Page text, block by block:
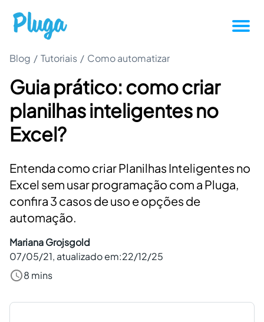
Tutoriais
Produtividade
Novidades da Pluga
Casos de sucesso
Outros
Blog / Tutoriais / Como automatizar
Guia prático: como criar
planilhas inteligentes no
Excel?
Entenda como criar Planilhas Inteligentes no
Excel sem usar programação com a Pluga,
confira 3 casos de uso e opções de
automação.
Mariana Grojsgold
07/05/21, atualizado em:22/12/25
8 mins